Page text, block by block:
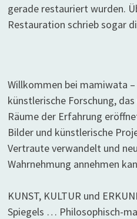
gerade restauriert wurden.
Restauration schrieb sogar
Willkommen bei mamiwata
künstlerische Forschung,
Räume der Erfahrung
Bilder und künstlerische
Vertraute verwandelt und
Wahrnehmung annehmen
KUNST, KULTUR und
Spiegels … Philosophisch-